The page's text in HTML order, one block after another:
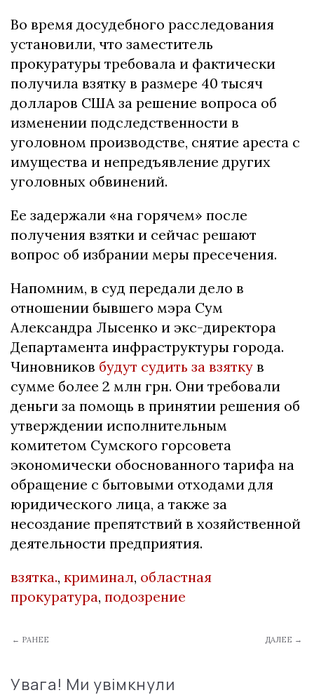
Во время досудебного расследования
установили, что заместитель
прокуратуры требовала и фактически
получила взятку в размере 40 тысяч
долларов США за решение вопроса об
изменении подследственности в
уголовном производстве, снятие ареста с
имущества и непредъявление других
уголовных обвинений.
Ее задержали «на горячем» после
получения взятки и сейчас решают
вопрос об избрании меры пресечения.
Напомним, в суд передали дело в
отношении бывшего мэра Сум
Александра Лысенко и экс-директора
Департамента инфраструктуры города.
Чиновников будут судить за взятку в
сумме более 2 млн грн. Они требовали
деньги за помощь в принятии решения об
утверждении исполнительным
комитетом Сумского горсовета
экономически обоснованного тарифа на
обращение с бытовыми отходами для
юридического лица, а также за
несоздание препятствий в хозяйственной
деятельности предприятия.
взятка., криминал, областная
прокуратура, подозрение
← РАНЕЕ ДАЛЕЕ →
Увага! Ми увімкнули